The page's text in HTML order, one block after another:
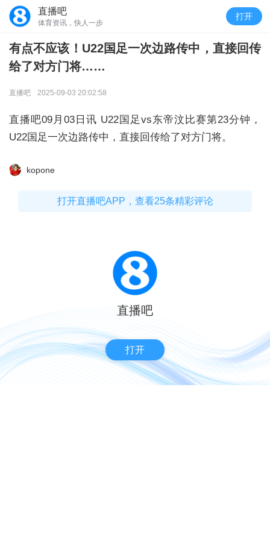
直播吧
体育资讯，快人一步
打开
有点不应该！U22国足一次边路传中，直接回传
给了对方门将……
直播吧 2025-09-03 20:02:58
直播吧09月03日讯 U22国足vs东帝汶比赛第23分钟，
U22国足一次边路传中，直接回传给了对方门将。
kopone
打开直播吧APP，查看25条精彩评论
直播吧
打开